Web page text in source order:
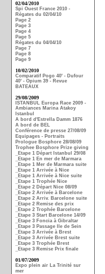
02/04/2010
Spi Ouest France 2010 -
Régates du 02/04/10
Page 2
Page 3
Page 4
Page 5
Régates du 04/04/10
Page 7
Page 8
Page 9
10/02/2010
Comparatif Pogo 40' - Dufour
40' - Opium 39 - Revue
BATEAUX
29/08/2009
ISTANBUL Europa Race 2009 -
Ambiances Marina Atakoy
Istanbul
A bord d'Estrella Damm 1876
A bord de BEL
Conférence de presse 27/08/09
Equipages - Portraits
Prologue Bosphore 28/08/09
Trophee Bosphore Prize giving
_Etape 1 Départ Istanbul 29/08
_Etape 1 En mer de Marmara
_Etape 1 Mer de Marmara suite
_Etape 1 Arrivée à Nice
_Etape 1 Arrivée à Nice suite
_Etape 1 Trophée Nice
_Etape 2 Départ Nice 08/09
_Etape 2 Arrivée à Barcelone
_Etape 2 Arriv. Barcelone suite
_Etape 2 Remise des prix
_Etape 2 Trophée Barcelone
_Etape 3 Start Barcelone 14/09
_Etape 3 Foncia à Gibraltar
_Etape 3 Passage Ile de Sein
_Etape 3 Arrivée à Brest
_Etape 3 Arrivée Brest suite
_Etape 3 Trophée Brest
_Etape 3 Remise Prix finale
01/07/2009
Expo plein air La Trinité sur
mer